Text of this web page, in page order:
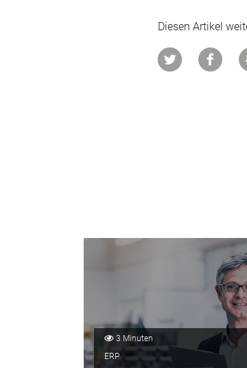
Diesen Artikel
3 Minuten
ERP